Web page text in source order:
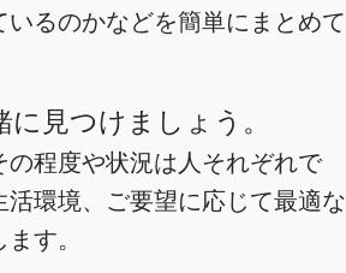
るのかなどを簡単にまとめて
見つけましょう。
の程度や状況は人それぞれで
環境、ご要望に応じて最適な
す。